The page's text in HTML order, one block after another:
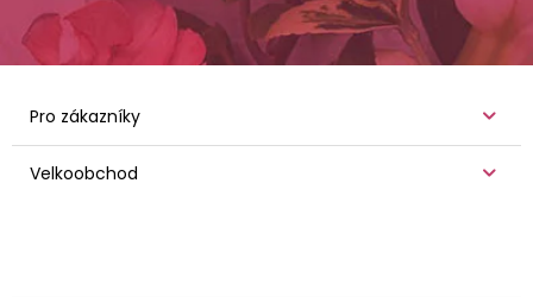
Pro zákazníky
Velkoobchod